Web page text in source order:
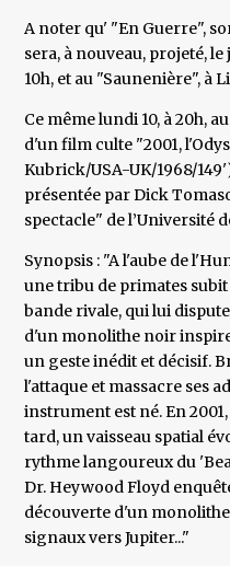
A noter qu' "En Guerre",
sera, à nouveau, projeté, le
10h, et au "Saunenière", à
Ce même lundi 10, à 20h,
d'un film culte "2001,
Kubrick/USA-UK/1968/
présentée par Dick
spectacle" de l’Université
Synopsis : "A l'aube de
une tribu de primates
bande rivale, qui lui
d'un monolithe noir
un geste inédit et décisif.
l'attaque et massacre ses
instrument est né. En
tard, un vaisseau spatial
rythme langoureux du
Dr. Heywood Floyd
découverte d'un
signaux vers Jupiter..."